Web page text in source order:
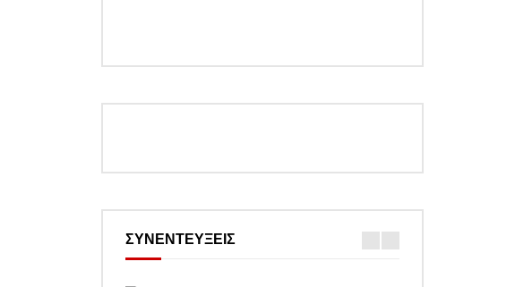
ΣΥΝΕΝΤΕΥΞΕΙΣ